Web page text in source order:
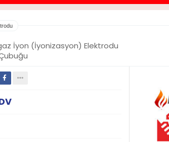
İyon (İyonizasyon) Elektrodu